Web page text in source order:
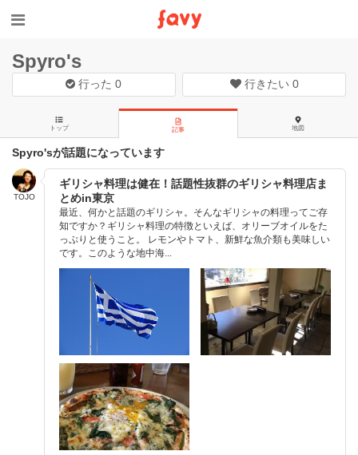
Spyro's
行った0 行きたい 0
トップ 記事 地図
Spyro'sが話題になっています
TOJO
ギリシャ料理は健在！話題性抜群のギリシャ料理店ま
とめin東京
最近、何かと話題のギリシャ。そんなギリシャの料理ってご存
知ですか？ギリシャ料理の特徴といえば、オリーブオイルをた
っぷりと使うこと。 レモンやトマト、新鮮な魚介類も美味しい
です。このような地中海...